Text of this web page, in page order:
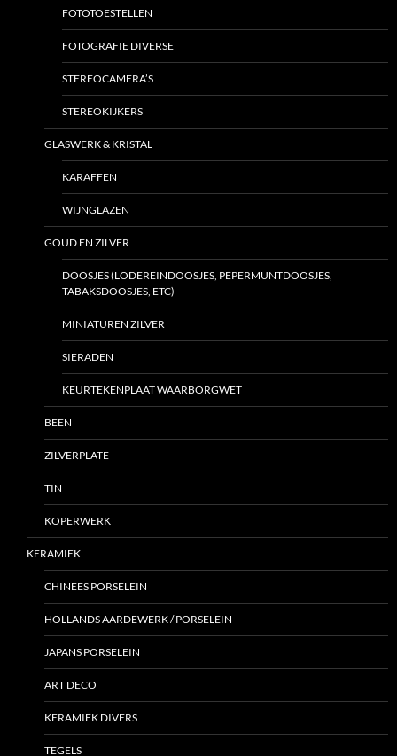
FOTOTOESTELLEN
FOTOGRAFIE DIVERSE
STEREOCAMERA’S
STEREOKIJKERS
GLASWERK & KRISTAL
KARAFFEN
WIJNGLAZEN
GOUD EN ZILVER
DOOSJES (LODEREINDOOSJES, PEPERMUNTDOOSJES,
TABAKSDOOSJES, ETC)
MINIATUREN ZILVER
SIERADEN
KEURTEKENPLAAT WAARBORGWET
BEEN
ZILVERPLATE
TIN
KOPERWERK
KERAMIEK
CHINEES PORSELEIN
HOLLANDS AARDEWERK / PORSELEIN
JAPANS PORSELEIN
ART DECO
KERAMIEK DIVERS
TEGELS